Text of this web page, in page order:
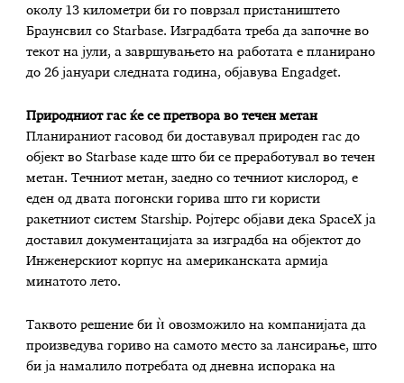
околу 13 километри би го поврзал пристаништето
Браунсвил со Starbase. Изградбата треба да започне во
текот на јули, а завршувањето на работата е планирано
до 26 јануари следната година, објавува Engadget.
Природниот гас ќе се претвора во течен метан
Планираниот гасовод би доставувал природен гас до
објект во Starbase каде што би се преработувал во течен
метан. Течниот метан, заедно со течниот кислород, е
еден од двата погонски горива што ги користи
ракетниот систем Starship. Ројтерс објави дека SpaceX ја
доставил документацијата за изградба на објектот до
Инженерскиот корпус на американската армија
минатото лето.
Таквото решение би ѝ овозможило на компанијата да
произведува гориво на самото место за лансирање, што
би ја намалило потребата од дневна испорака на